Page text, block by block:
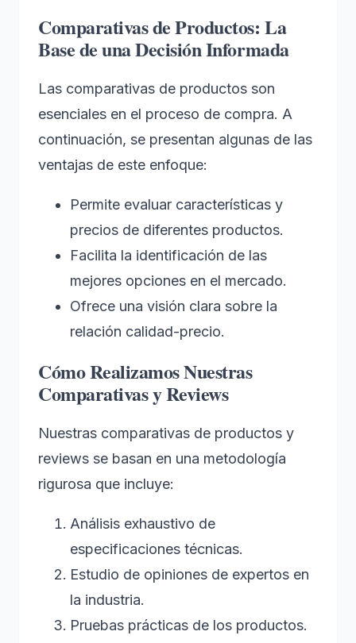
Comparativas de Productos: La
Base de una Decisión Informada
Las comparativas de productos son
esenciales en el proceso de compra. A
continuación, se presentan algunas de las
ventajas de este enfoque:
Permite evaluar características y
precios de diferentes productos.
Facilita la identificación de las
mejores opciones en el mercado.
Ofrece una visión clara sobre la
relación calidad-precio.
Cómo Realizamos Nuestras
Comparativas y Reviews
Nuestras comparativas de productos y
reviews se basan en una metodología
rigurosa que incluye:
Análisis exhaustivo de
especificaciones técnicas.
Estudio de opiniones de expertos en
la industria.
Pruebas prácticas de los productos.